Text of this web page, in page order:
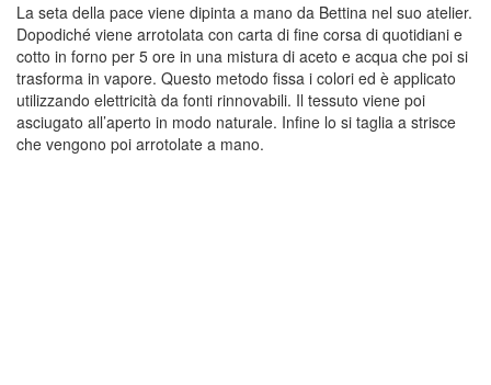
La seta della pace viene dipinta a mano da Bettina nel suo atelier.
Dopodiché viene arrotolata con carta di fine corsa di quotidiani e
cotto in forno per 5 ore in una mistura di aceto e acqua che poi si
trasforma in vapore. Questo metodo fissa i colori ed è applicato
utilizzando elettricità da fonti rinnovabili. Il tessuto viene poi
asciugato all’aperto in modo naturale. Infine lo si taglia a strisce
che vengono poi arrotolate a mano.